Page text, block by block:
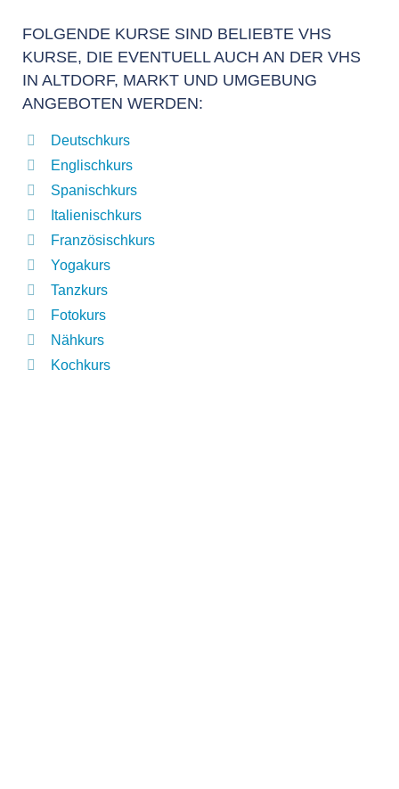
FOLGENDE KURSE SIND BELIEBTE VHS
KURSE, DIE EVENTUELL AUCH AN DER VHS
IN ALTDORF, MARKT UND UMGEBUNG
ANGEBOTEN WERDEN:
Deutschkurs
Englischkurs
Spanischkurs
Italienischkurs
Französischkurs
Yogakurs
Tanzkurs
Fotokurs
Nähkurs
Kochkurs